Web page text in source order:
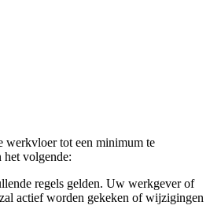
werkvloer tot een minimum te
volgende:
regels gelden. Uw werkgever of
actief worden gekeken of wijzigingen